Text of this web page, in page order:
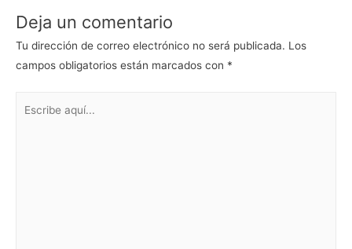
entradas
Deja un comentario
Tu dirección de correo electrónico no será publicada. Los
campos obligatorios están marcados con *